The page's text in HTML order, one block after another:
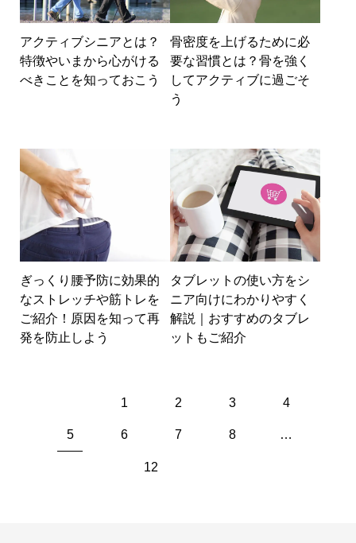
アクティブシニアとは？
特徴やいまから心がける
べきことを知っておこう
骨密度を上げるために必
要な習慣とは？骨を強く
してアクティブに過ごそ
う
ぎっくり腰予防に効果的
なストレッチや筋トレを
ご紹介！原因を知って再
発を防止しよう
タブレットの使い方をシ
ニア向けにわかりやすく
解説｜おすすめのタブレ
ットもご紹介
1 2 3 4
5 6 7 8 …
12